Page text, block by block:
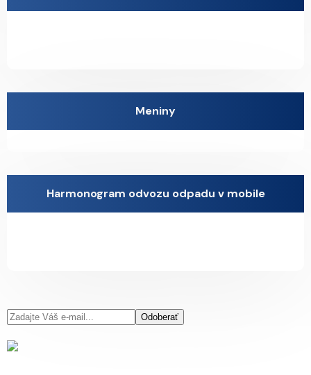
Meniny
Harmonogram odvozu odpadu v mobile
Odoberať